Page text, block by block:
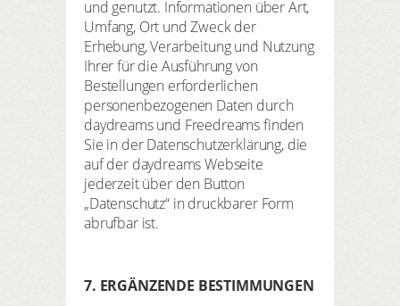
und genutzt. Informationen über Art,
Umfang, Ort und Zweck der
Erhebung, Verarbeitung und Nutzung
Ihrer für die Ausführung von
Bestellungen erforderlichen
personenbezogenen Daten durch
daydreams und Freedreams finden
Sie in der Datenschutzerklärung, die
auf der daydreams Webseite
jederzeit über den Button
„Datenschutz“ in druckbarer Form
abrufbar ist.
7. ERGÄNZENDE BESTIMMUNGEN